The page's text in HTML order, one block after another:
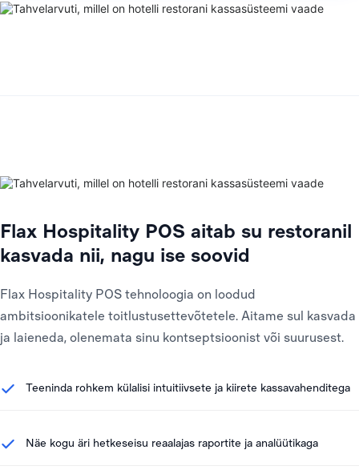
Flax Hospitality POS aitab su restoranil
kasvada nii, nagu ise soovid
Flax Hospitality POS tehnoloogia on loodud
ambitsioonikatele toitlustusettevõtetele. Aitame sul kasvada
ja laieneda, olenemata sinu kontseptsioonist või suurusest.
Teeninda rohkem külalisi intuitiivsete ja kiirete kassavahenditega
Näe kogu äri hetkeseisu reaalajas raportite ja analüütikaga